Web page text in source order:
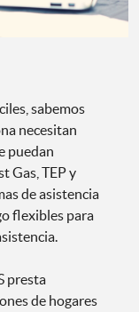
sabemos
necesitan
puedan
Gas, TEP y
de asistencia
flexibles para
presta
de hogares